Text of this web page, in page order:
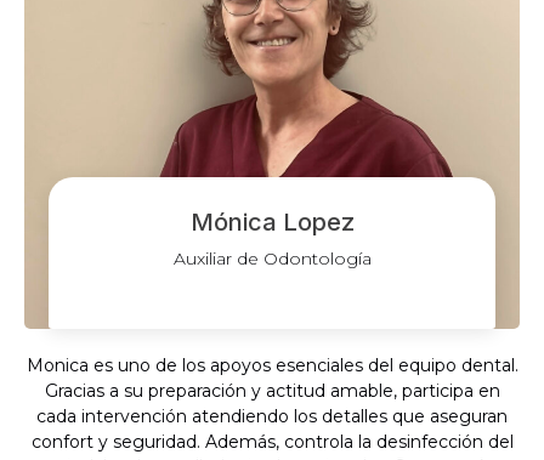
Mónica Lopez
Auxiliar de Odontología
Monica es uno de los apoyos esenciales del equipo dental.
Gracias a su preparación y actitud amable, participa en
cada intervención atendiendo los detalles que aseguran
confort y seguridad. Además, controla la desinfección del